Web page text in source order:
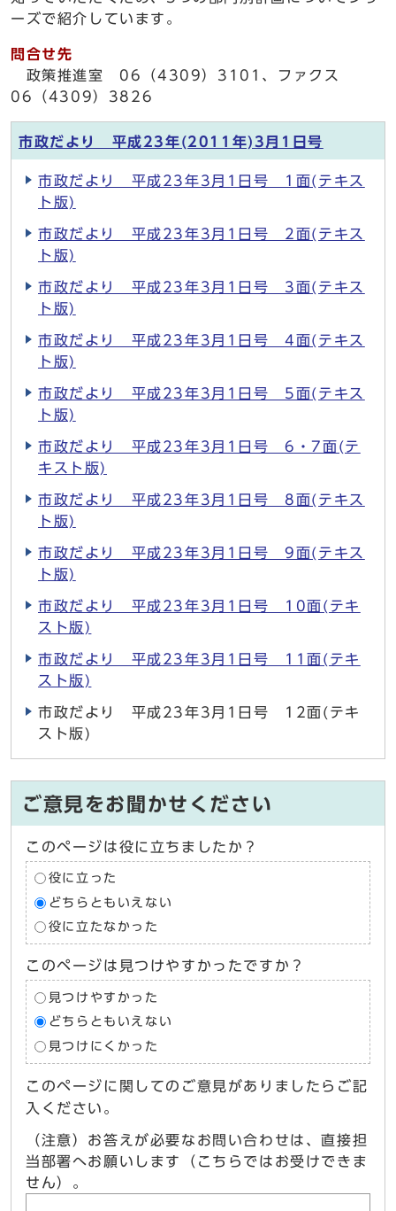
ーズで紹介しています。
問合せ先
政策推進室 06（4309）3101、ファクス
06（4309）3826
市政だより 平成23年(2011年)3月1日号
市政だより 平成23年3月1日号 1面(テキス
ト版)
市政だより 平成23年3月1日号 2面(テキス
ト版)
市政だより 平成23年3月1日号 3面(テキス
ト版)
市政だより 平成23年3月1日号 4面(テキス
ト版)
市政だより 平成23年3月1日号 5面(テキス
ト版)
市政だより 平成23年3月1日号 6・7面(テ
キスト版)
市政だより 平成23年3月1日号 8面(テキス
ト版)
市政だより 平成23年3月1日号 9面(テキス
ト版)
市政だより 平成23年3月1日号 10面(テキ
スト版)
市政だより 平成23年3月1日号 11面(テキ
スト版)
市政だより 平成23年3月1日号 12面(テキ
スト版)
ご意見をお聞かせください
このページは役に立ちましたか？
役に立った
どちらともいえない
役に立たなかった
このページは見つけやすかったですか？
見つけやすかった
どちらともいえない
見つけにくかった
このページに関してのご意見がありましたらご記
入ください。
（注意）お答えが必要なお問い合わせは、直接担
当部署へお願いします（こちらではお受けできま
せん）。